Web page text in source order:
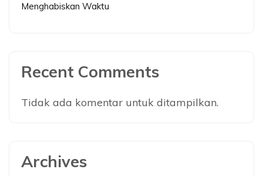
Menghabiskan Waktu
Recent Comments
Tidak ada komentar untuk ditampilkan.
Archives